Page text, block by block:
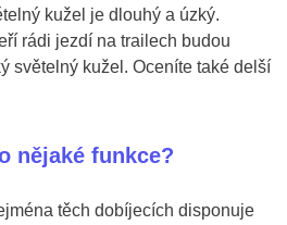
kužel je dlouhý a úzký.
rádi jezdí na trailech budou
světelný kužel. Oceníte také delší
nějaké funkce?
těch dobíjecích disponuje